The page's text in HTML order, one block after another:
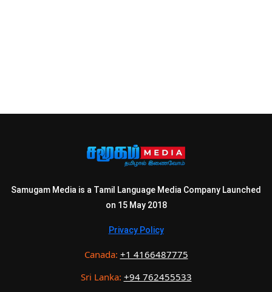
Samugam Media is a Tamil Language Media Company Launched
on 15 May 2018
Privacy Policy
Canada: +1 4166487775
Sri Lanka: +94 762455533